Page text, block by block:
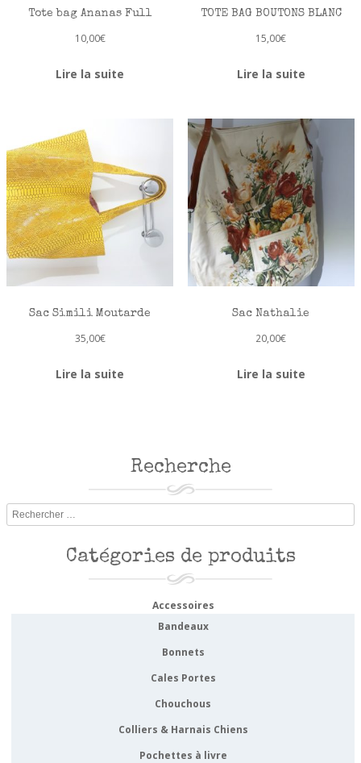
Tote bag Ananas Full
10,00€
Lire la suite
TOTE BAG BOUTONS BLANC
15,00€
Lire la suite
Sac Simili Moutarde
35,00€
Lire la suite
Sac Nathalie
20,00€
Lire la suite
Recherche
Rechercher
Catégories de produits
Accessoires
Bandeaux
Bonnets
Cales Portes
Chouchous
Colliers & Harnais Chiens
Pochettes à livre